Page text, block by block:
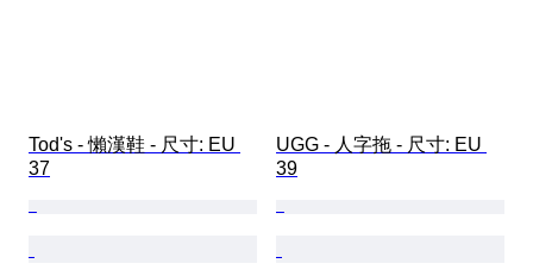
Tod's - 懶漢鞋 - 尺寸: EU
37
UGG - 人字拖 - 尺寸: EU
39